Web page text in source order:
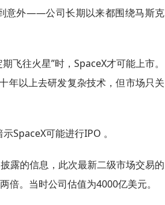
意外——公司长期以来都围绕马斯克
飞往火星”时，SpaceX才可能上市。
年以上去研发复杂技术，但市场只关
SpaceX可能进行IPO 。
露的信息，此次最新二级市场交易的
。当时公司估值为4000亿美元。